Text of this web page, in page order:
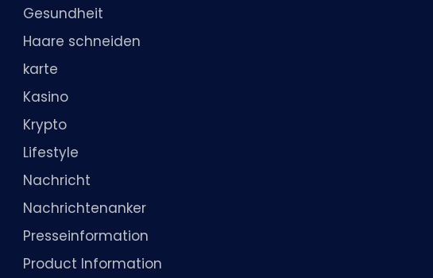
Gesundheit
Haare schneiden
karte
Kasino
Krypto
Lifestyle
Nachricht
Nachrichtenanker
Presseinformation
Product Information